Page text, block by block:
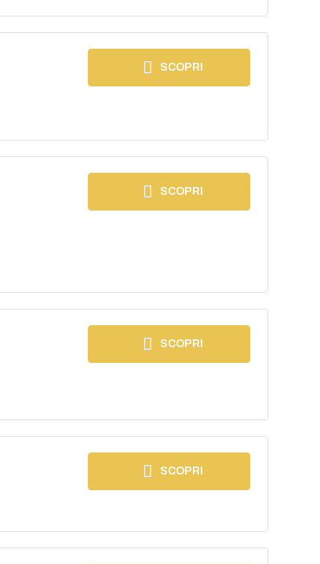
SCOPRI
SCOPRI
SCOPRI
SCOPRI